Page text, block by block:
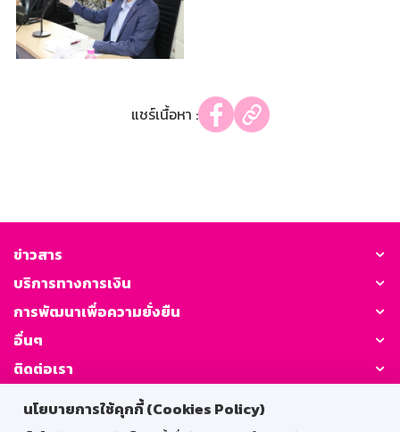
นโยบายการใช้คุกกี้ (Cookies Policy)
แชร์เนื้อหา :
ข่าวสาร
บริการทางการเงิน
การพัฒนาเพื่อความยั่งยืน
อื่นๆ
ติดต่อเรา
GSB Society: